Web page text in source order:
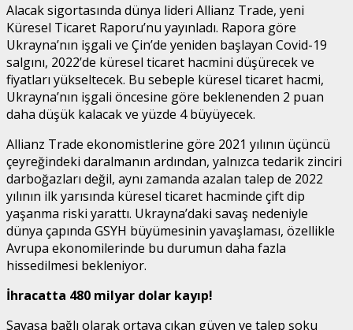
Alacak sigortasında dünya lideri Allianz Trade, yeni
Küresel Ticaret Raporu’nu yayınladı. Rapora göre
Ukrayna’nın işgali ve Çin’de yeniden başlayan Covid-19
salgını, 2022’de küresel ticaret hacmini düşürecek ve
fiyatları yükseltecek. Bu sebeple küresel ticaret hacmi,
Ukrayna’nın işgali öncesine göre beklenenden 2 puan
daha düşük kalacak ve yüzde 4 büyüyecek.
Allianz Trade ekonomistlerine göre 2021 yılının üçüncü
çeyreğindeki daralmanın ardından, yalnızca tedarik zinciri
darboğazları değil, aynı zamanda azalan talep de 2022
yılının ilk yarısında küresel ticaret hacminde çift dip
yaşanma riski yarattı. Ukrayna’daki savaş nedeniyle
dünya çapında GSYH büyümesinin yavaşlaması, özellikle
Avrupa ekonomilerinde bu durumun daha fazla
hissedilmesi bekleniyor.
İhracatta 480 milyar dolar kayıp!
Savaşa bağlı olarak ortaya çıkan güven ve talep şoku